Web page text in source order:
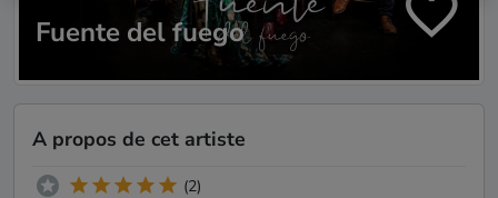
Fuente del fuego
A propos de cet artiste
(2)